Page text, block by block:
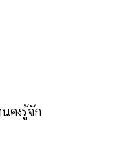
คงรู้จัก